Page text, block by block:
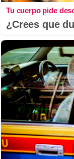
Tu cuerpo pide
¿Crees que